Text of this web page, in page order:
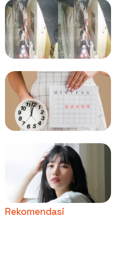
Rekomendasi